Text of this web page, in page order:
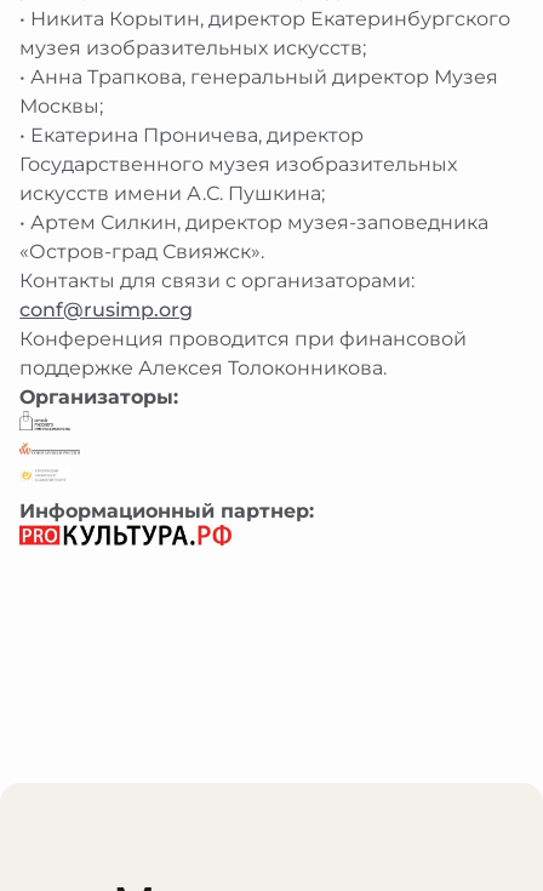
• Никита Корытин, директор Екатеринбургского
музея изобразительных искусств;
• Анна Трапкова, генеральный директор Музея
Москвы;
• Екатерина Проничева, директор
Государственного музея изобразительных
искусств имени А.С. Пушкина;
• Артем Силкин, директор музея-заповедника
«Остров-град Свияжск».
Контакты для связи с организаторами:
conf@rusimp.org
Конференция проводится при финансовой
поддержке Алексея Толоконникова.
Организаторы:
Информационный партнер: